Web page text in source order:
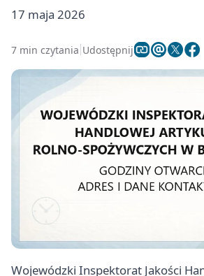
17 maja 2026
7 min czytania Udostępnij
Wojewódzki Inspektorat Jakości